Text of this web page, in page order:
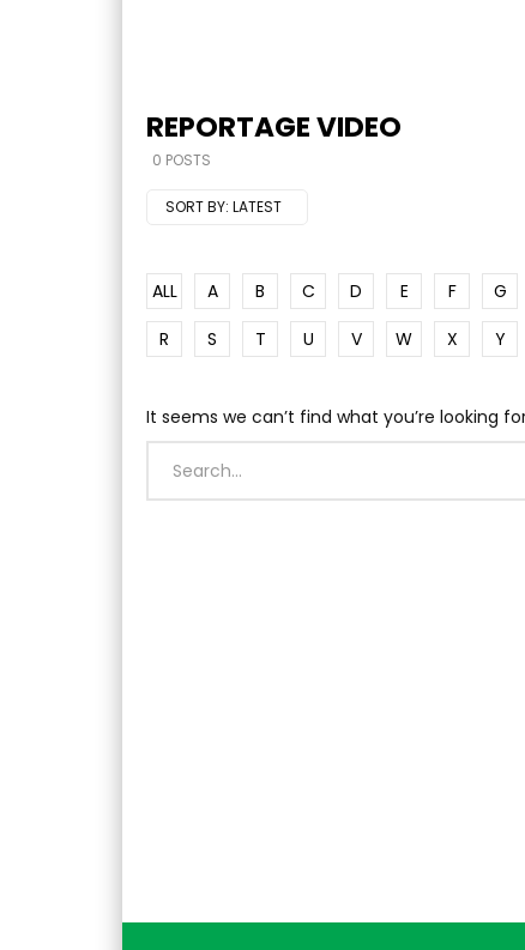
REPORTAGE VIDEO
0 POSTS
SORT BY: LATEST
ALL A B C D E F G
R
S T U V W X Y
It seems we can’t find what you’re looking